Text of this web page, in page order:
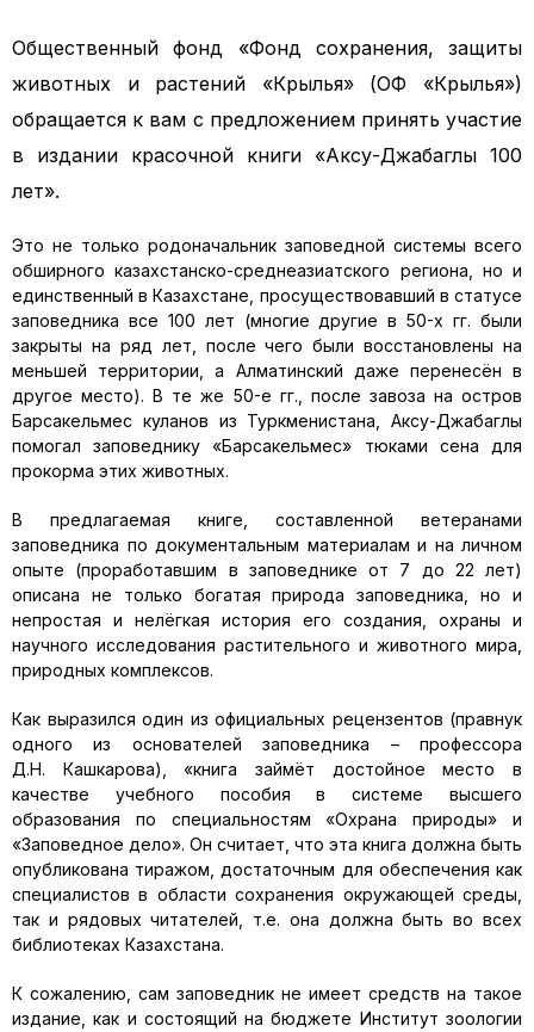
Общественный фонд «Фонд сохранения, защиты
животных и растений «Крылья» (ОФ «Крылья»)
обращается к вам с предложением принять участие
в издании красочной книги «Аксу-Джабаглы 100
лет».
Это не только родоначальник заповедной системы всего
обширного казахстанско-среднеазиатского региона, но и
единственный в Казахстане, просуществовавший в статусе
заповедника все 100 лет (многие другие в 50-х гг. были
закрыты на ряд лет, после чего были восстановлены на
меньшей территории, а Алматинский даже перенесён в
другое место). В те же 50-е гг., после завоза на остров
Барсакельмес куланов из Туркменистана, Аксу-Джабаглы
помогал заповеднику «Барсакельмес» тюками сена для
прокорма этих животных.
В предлагаемая книге, составленной ветеранами
заповедника по документальным материалам и на личном
опыте (проработавшим в заповеднике от 7 до 22 лет)
описана не только богатая природа заповедника, но и
непростая и нелёгкая история его создания, охраны и
научного исследования растительного и животного мира,
природных комплексов.
Как выразился один из официальных рецензентов (правнук
одного из основателей заповедника – профессора
Д.Н. Кашкарова), «книга займёт достойное место в
качестве учебного пособия в системе высшего
образования по специальностям «Охрана природы» и
«Заповедное дело». Он считает, что эта книга должна быть
опубликована тиражом, достаточным для обеспечения как
специалистов в области сохранения окружающей среды,
так и рядовых читателей, т.е. она должна быть во всех
библиотеках Казахстана.
К сожалению, сам заповедник не имеет средств на такое
издание, как и состоящий на бюджете Институт зоологии